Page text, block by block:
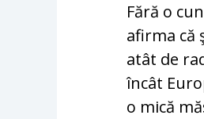
Fără o
afirma că
atât de
încât
o mică